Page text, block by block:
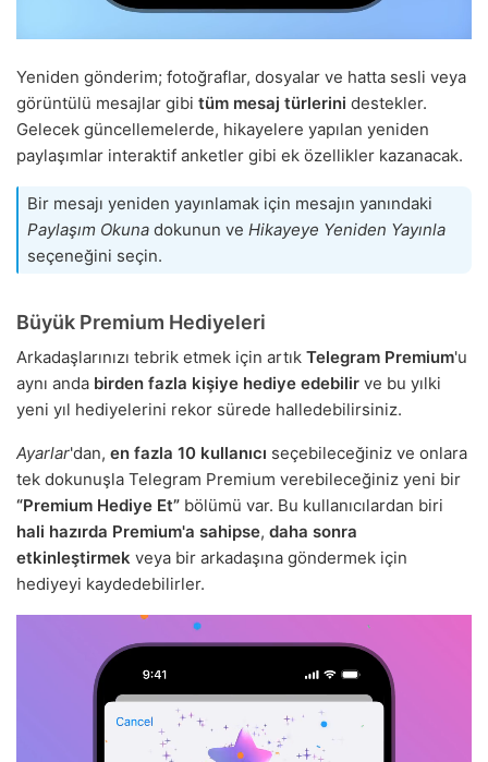
Yeniden gönderim; fotoğraflar, dosyalar ve hatta sesli veya
görüntülü mesajlar gibi tüm mesaj türlerini destekler.
Gelecek güncellemelerde, hikayelere yapılan yeniden
paylaşımlar interaktif anketler gibi ek özellikler kazanacak.
Bir mesajı yeniden yayınlamak için mesajın yanındaki
Paylaşım Okuna dokunun ve Hikayeye Yeniden Yayınla
seçeneğini seçin.
Büyük Premium Hediyeleri
Arkadaşlarınızı tebrik etmek için artık Telegram Premium'u
aynı anda birden fazla kişiye hediye edebilir ve bu yılki
yeni yıl hediyelerini rekor sürede halledebilirsiniz.
Ayarlar'dan, en fazla 10 kullanıcı seçebileceğiniz ve onlara
tek dokunuşla Telegram Premium verebileceğiniz yeni bir
“Premium Hediye Et” bölümü var. Bu kullanıcılardan biri
hali hazırda Premium'a sahipse, daha sonra
etkinleştirmek veya bir arkadaşına göndermek için
hediyeyi kaydedebilirler.